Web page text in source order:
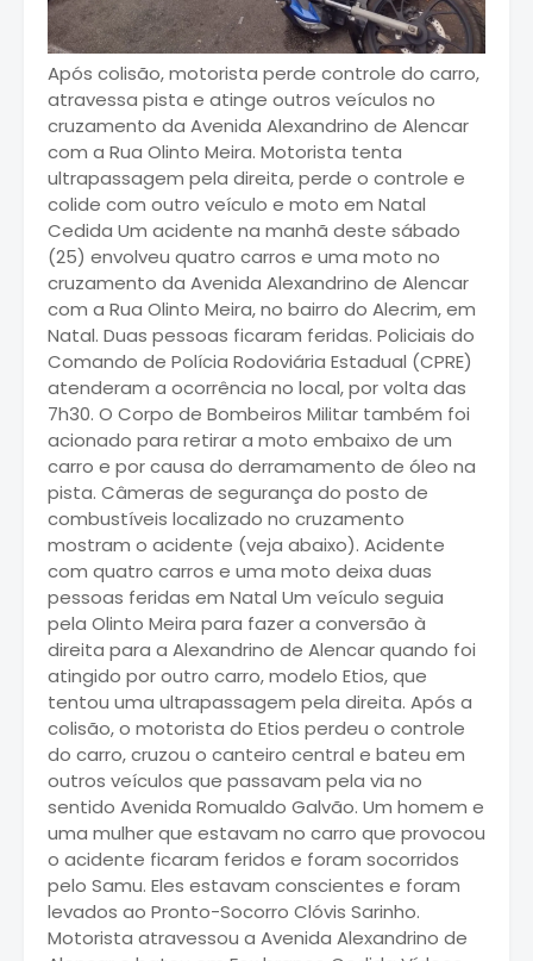
Após colisão, motorista perde controle do carro,
atravessa pista e atinge outros veículos no
cruzamento da Avenida Alexandrino de Alencar
com a Rua Olinto Meira. Motorista tenta
ultrapassagem pela direita, perde o controle e
colide com outro veículo e moto em Natal
Cedida Um acidente na manhã deste sábado
(25) envolveu quatro carros e uma moto no
cruzamento da Avenida Alexandrino de Alencar
com a Rua Olinto Meira, no bairro do Alecrim, em
Natal. Duas pessoas ficaram feridas. Policiais do
Comando de Polícia Rodoviária Estadual (CPRE)
atenderam a ocorrência no local, por volta das
7h30. O Corpo de Bombeiros Militar também foi
acionado para retirar a moto embaixo de um
carro e por causa do derramamento de óleo na
pista. Câmeras de segurança do posto de
combustíveis localizado no cruzamento
mostram o acidente (veja abaixo). Acidente
com quatro carros e uma moto deixa duas
pessoas feridas em Natal Um veículo seguia
pela Olinto Meira para fazer a conversão à
direita para a Alexandrino de Alencar quando foi
atingido por outro carro, modelo Etios, que
tentou uma ultrapassagem pela direita. Após a
colisão, o motorista do Etios perdeu o controle
do carro, cruzou o canteiro central e bateu em
outros veículos que passavam pela via no
sentido Avenida Romualdo Galvão. Um homem e
uma mulher que estavam no carro que provocou
o acidente ficaram feridos e foram socorridos
pelo Samu. Eles estavam conscientes e foram
levados ao Pronto-Socorro Clóvis Sarinho.
Motorista atravessou a Avenida Alexandrino de